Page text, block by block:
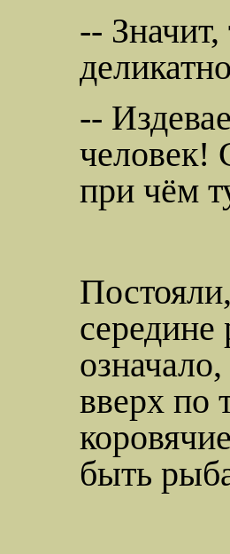
--
--
человек!
при чём
вверх по
коровячие
быть